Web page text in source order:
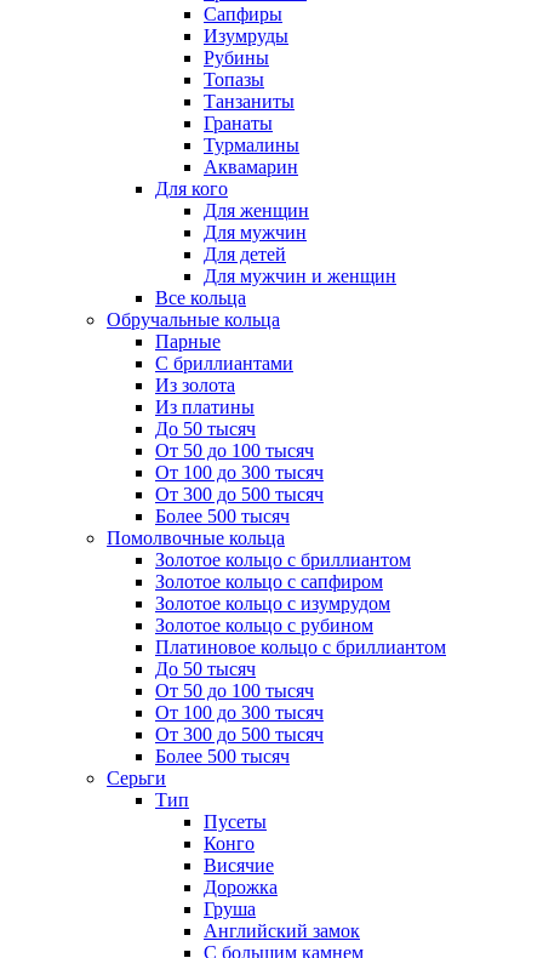
Сапфиры
Изумруды
Рубины
Топазы
Танзаниты
Гранаты
Турмалины
Аквамарин
Для кого
Для женщин
Для мужчин
Для детей
Для мужчин и женщин
Все кольца
Обручальные кольца
Парные
С бриллиантами
Из золота
Из платины
До 50 тысяч
От 50 до 100 тысяч
От 100 до 300 тысяч
От 300 до 500 тысяч
Более 500 тысяч
Помолвочные кольца
Золотое кольцо с бриллиантом
Золотое кольцо с сапфиром
Золотое кольцо с изумрудом
Золотое кольцо с рубином
Платиновое кольцо с бриллиантом
До 50 тысяч
От 50 до 100 тысяч
От 100 до 300 тысяч
От 300 до 500 тысяч
Более 500 тысяч
Серьги
Тип
Пусеты
Конго
Висячие
Дорожка
Груша
Английский замок
С большим камнем